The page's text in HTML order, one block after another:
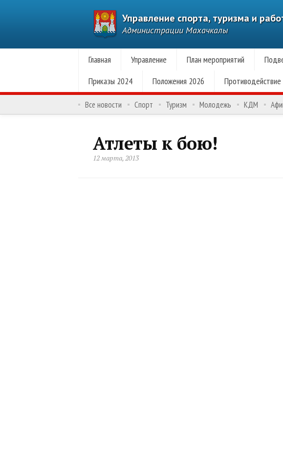
Управление спорта, туризма и
Администрации Махачкалы
Главная Управление План мероприятий
Приказы 2024
Положения 2026
Все новости Спорт Туризм Молодежь КДМ
Атлеты к бою!
12 марта, 2013